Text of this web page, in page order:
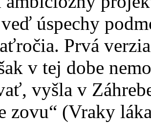
úspechy
Prvá
v tej dobe
vyšla v
zovu“ (Vraky